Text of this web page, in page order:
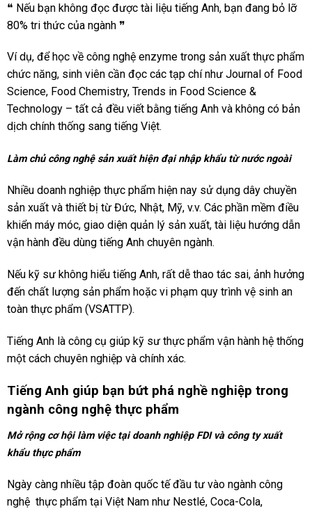
❝ Nếu bạn không đọc được tài liệu tiếng Anh, bạn đang bỏ lỡ
80% tri thức của ngành ❞
Ví dụ, để học về công nghệ enzyme trong sản xuất thực phẩm
chức năng, sinh viên cần đọc các tạp chí như Journal of Food
Science, Food Chemistry, Trends in Food Science &
Technology – tất cả đều viết bằng tiếng Anh và không có bản
dịch chính thống sang tiếng Việt.
Làm chủ công nghệ sản xuất hiện đại nhập khẩu từ nước ngoài
Nhiều doanh nghiệp thực phẩm hiện nay sử dụng dây chuyền
sản xuất và thiết bị từ Đức, Nhật, Mỹ, v.v. Các phần mềm điều
khiển máy móc, giao diện quản lý sản xuất, tài liệu hướng dẫn
vận hành đều dùng tiếng Anh chuyên ngành.
Nếu kỹ sư không hiểu tiếng Anh, rất dễ thao tác sai, ảnh hưởng
đến chất lượng sản phẩm hoặc vi phạm quy trình vệ sinh an
toàn thực phẩm (VSATTP).
Tiếng Anh là công cụ giúp kỹ sư thực phẩm vận hành hệ thống
một cách chuyên nghiệp và chính xác.
Tiếng Anh giúp bạn bứt phá nghề nghiệp trong
ngành công nghệ thực phẩm
Mở rộng cơ hội làm việc tại doanh nghiệp FDI và công ty xuất
khẩu thực phẩm
Ngày càng nhiều tập đoàn quốc tế đầu tư vào ngành công
nghệ thực phẩm tại Việt Nam như Nestlé, Coca-Cola,